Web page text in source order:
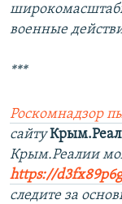
военные
***
Роскомнадзор
сайту
Крым.Реалии
https://
следите за